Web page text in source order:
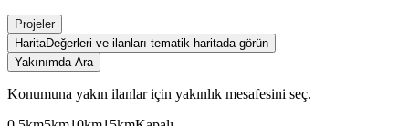
Projeler
HaritaDeğerleri ve ilanları tematik haritada görün
Yakınımda Ara
Konumuna yakın ilanlar için yakınlık mesafesini seç.